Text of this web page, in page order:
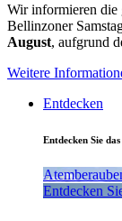
Wir informieren die
Bellinzoner
August, aufgrund
Weitere
Entdecken
Entdecken Sie
Entdecken